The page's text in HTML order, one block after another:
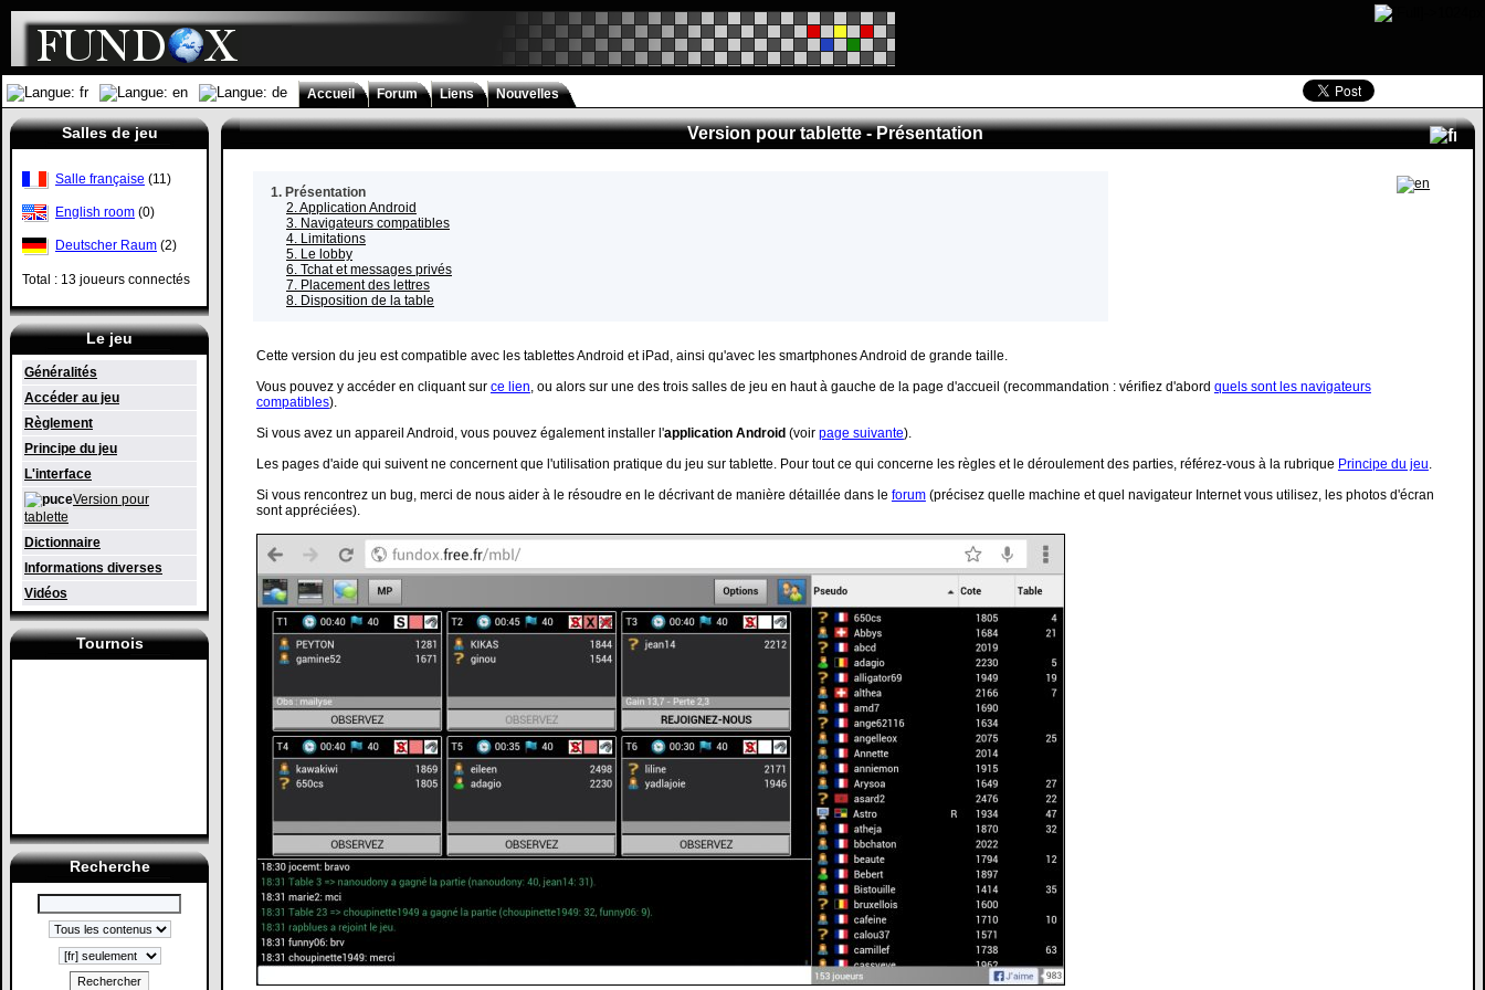
Accueil Forum Liens Nouvelles
Salles de jeu
Le jeu
Généralités
Accéder au jeu
Règlement
Principe du jeu
L'interface
Version pour
tablette
Dictionnaire
Informations diverses
Vidéos
Tournois
Recherche
Rechercher
Version pour tablette - Présentation
1. Présentation
2. Application Android
3. Navigateurs compatibles
4. Limitations
5. Le lobby
6. Tchat et messages privés
7. Placement des lettres
8. Disposition de la table
Cette version du jeu est compatible avec les tablettes Android et iPad, ainsi qu'avec les smartphones Android de grande taille.
Vous pouvez y accéder en cliquant sur ce lien, ou alors sur une des trois salles de jeu en haut à gauche de la page d'accueil (recommandation : vérifiez d'abord quels sont les navigateurs
compatibles).
Si vous avez un appareil Android, vous pouvez également installer l'application Android (voir page suivante).
Les pages d'aide qui suivent ne concernent que l'utilisation pratique du jeu sur tablette. Pour tout ce qui concerne les règles et le déroulement des parties, référez-vous à la rubrique Principe du jeu.
Si vous rencontrez un bug, merci de nous aider à le résoudre en le décrivant de manière détaillée dans le forum(précisez quelle machine et quel navigateur Internet vous utilisez, les photos d'écran
sont appréciées).